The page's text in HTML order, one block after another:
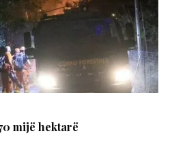
mijë hektarë